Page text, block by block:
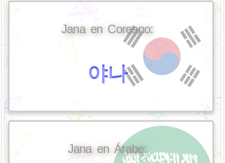
Jana en Coreano:
야나
Jana en Árabe: